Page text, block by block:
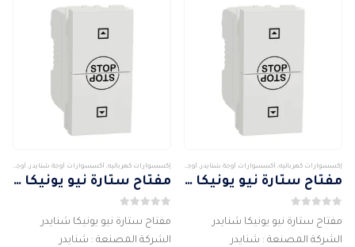
إكسسوارات كهربائيه, أكسسوارات أوجة شنايدر , أوجة وأكسسواراتها ,شنايدر
مفتاح ستارة نيو يونيكا شنايدر
مفتاح ستارة نيو يونيكا شنايدر
الشركة المصنعة : شنايدر
إكسسوارات كهربائيه, أكسسوارات أوجة شنايدر , أوجة وأكسسواراتها
مفتاح ستارة نيو يونيكا شنايدر
مفتاح ستارة نيو يونيكا شنايدر
الشركة المصنعة : شنايدر